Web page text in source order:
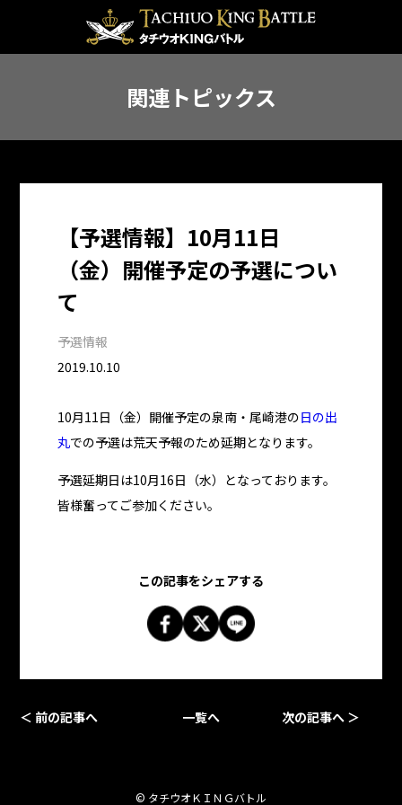
関連トピックス
【予選情報】10月11日
（金）開催予定の予選につい
て
予選情報
2019.10.10
10月11日（金）開催予定の泉南・尾崎港の日の出
丸での予選は荒天予報のため延期となります。
予選延期日は10月16日（水）となっております。
皆様奮ってご参加ください。
この記事をシェアする
＜ 前の記事へ 一覧へ 次の記事へ ＞
© タチウオＫＩＮＧバトル